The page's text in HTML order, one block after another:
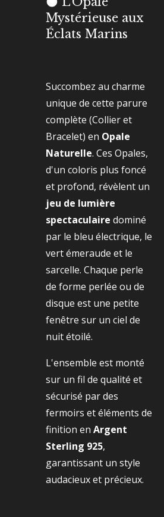
Mystérieuse aux
Éclats Marins
Succombez au charme
unique de cette parure
complète (Collier et
Bracelet) en Opale
Naturelle. Ces Opales,
d'un coloris plus foncé
et profond, révèlent un
jeu de lumière
spectaculaire dominé
par le bleu électrique, le
vert émeraude et le
sarcelle. Chaque perle
de forme perlée ou de
disque est une petite
fenêtre sur un ciel de
nuit étoilé.
L'ensemble est monté
sur un fil de qualité et
sécurisé par des
fermoirs et éléments de
finition en Argent
Sterling 925,
garantissant un style
audacieux et précieux.